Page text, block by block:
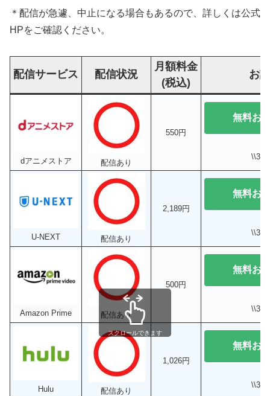
＊配信が急遽、中止になる場合もあるので、詳しくは公式
HPをご確認ください。
配信サービス 配信状況
月額料金
(税込)
お
dアニメストア 配信あり
550円
無料お
\\31
U-NEXT 配信あり
2,189円
無料お
\\31
Amazon Prime 配信あり
500円
無料お
\\30
Hulu 配信あり
1,026円
無料お
\\31
スクロールできます